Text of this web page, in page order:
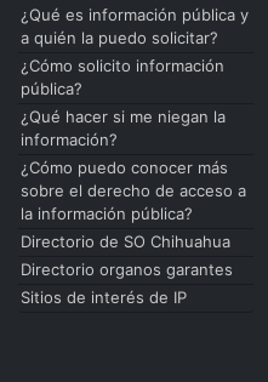
¿Qué es información pública y
a quién la puedo solicitar?
¿Cómo solicito información
pública?
¿Qué hacer si me niegan la
información?
¿Cómo puedo conocer más
sobre el derecho de acceso a
la información pública?
Directorio de SO Chihuahua
Directorio organos garantes
Sitios de interés de IP